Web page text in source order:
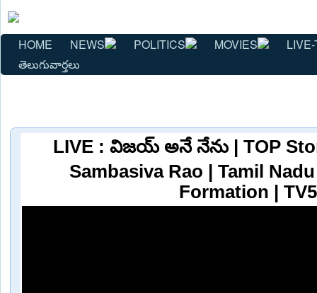
HOME NEWS POLITICS MOVIES
తెలుగువార్తలు
LIVE : విజయ్‌ అనే నేను | TOP
Sambasiva Rao | Tamil
Formation | TV5